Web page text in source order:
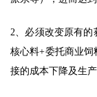
2、必须改变原有的
核心料+委托商业
接的成本下降及生